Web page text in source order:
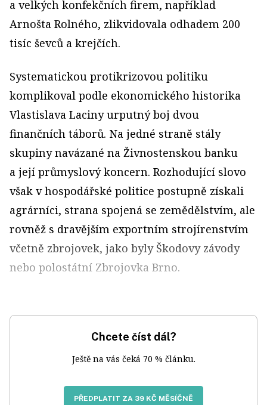
a velkých konfekčních firem, například
Arnošta Rolného, zlikvidovala odhadem 200
tisíc ševců a krejčích.
Systematickou protikrizovou politiku
komplikoval podle ekonomického historika
Vlastislava Laciny urputný boj dvou
finančních táborů. Na jedné straně stály
skupiny navázané na Živnostenskou banku
a její průmyslový koncern. Rozhodující slovo
však v hospodářské politice postupně získali
agrárníci, strana spojená se zemědělstvím, ale
rovněž s dravějším exportním strojírenstvím
včetně zbrojovek, jako byly Škodovy závody
nebo polostátní Zbrojovka Brno.
Chcete číst dál?
Ještě na vás čeká 70 % článku.
PŘEDPLATIT ZA 39 KČ MĚSÍČNĚ